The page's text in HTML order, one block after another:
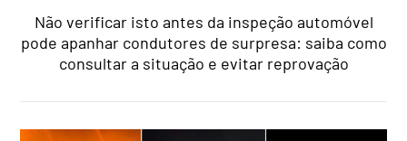
Não verificar isto antes da inspeção automóvel
pode apanhar condutores de surpresa: saiba como
consultar a situação e evitar reprovação